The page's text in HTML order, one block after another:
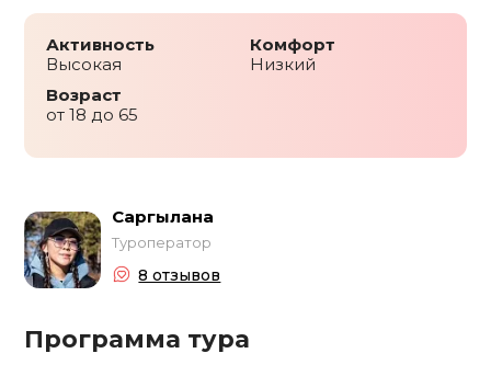
Активность
Высокая
Комфорт
Низкий
Возраст
от 18 до 65
Саргылана
Туроператор
8 отзывов
Программа тура